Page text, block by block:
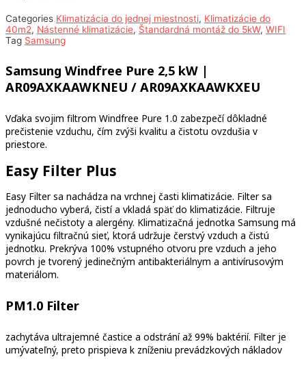
Categories Klimatizácia do jednej miestnosti, Klimatizácie do
40m2, Nástenné klimatizácie, Štandardná montáž do 5kW, WIFI
Tag Samsung
Samsung Windfree Pure 2,5 kW |
AR09AXKAAWKNEU / AR09AXKAAWKXEU
Vďaka svojim filtrom Windfree Pure 1.0 zabezpečí dôkladné
prečistenie vzduchu, čím zvýši kvalitu a čistotu ovzdušia v
priestore.
Easy Filter Plus
Easy Filter sa nachádza na vrchnej časti klimatizácie. Filter sa
jednoducho vyberá, čistí a vkladá späť do klimatizácie. Filtruje
vzdušné nečistoty a alergény. Klimatizačná jednotka Samsung má
vynikajúcu filtračnú sieť, ktorá udržuje čerstvý vzduch a čistú
jednotku. Prekrýva 100% vstupného otvoru pre vzduch a jeho
povrch je tvorený jedinečným antibakteriálnym a antivírusovým
materiálom.
PM1.0 Filter
zachytáva ultrajemné častice a odstrání až 99% baktérií. Filter je
umývateľný, preto prispieva k zníženiu prevádzkových nákladov